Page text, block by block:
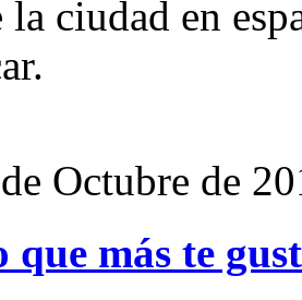
la ciudad en
Octubre de
que más te